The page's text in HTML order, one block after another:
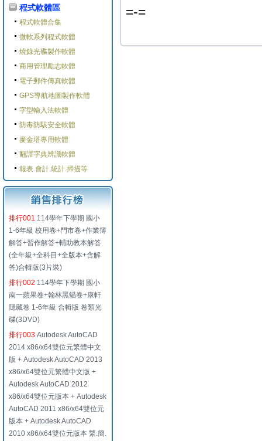
程式軟體區
程式軟體合集
微軟系列程式軟體
燒錄光碟製作軟體
商用管理勵志軟體
電子郵件傳真軟體
GPS導航地圖製作軟體
字型輸入法軟體
防毒防駭安全軟體
麥金塔專用軟體
翻譯字典辨識軟體
報表.會計.統計.掃描等
排行001 114學年下學期 國小
1-6年級 校用卷+門市卷+作業簿
解答+習作解答+輔助教本解答
(全年級+全科目+全版本+含解
答)合輯版(3片裝)
排行002 114學年下學期 國小
南一蘋果卷+翰林黑貓卷+康軒
隱藏卷 1-6年級 合輯版 卷類光
碟(3DVD)
排行003 Autodesk AutoCAD
2014 x86/x64雙位元繁體中文
版 + Autodesk AutoCAD 2013
x86/x64雙位元繁體中文版 +
Autodesk AutoCAD 2012
x86/x64雙位元版本 + Autodesk
AutoCAD 2011 x86/x64雙位元
版本 + Autodesk AutoCAD
2010 x86/x64雙位元版本 繁.簡.
=-=